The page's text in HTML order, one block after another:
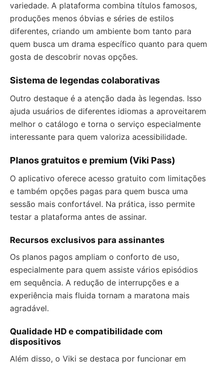
variedade. A plataforma combina títulos famosos,
produções menos óbvias e séries de estilos
diferentes, criando um ambiente bom tanto para
quem busca um drama específico quanto para quem
gosta de descobrir novas opções.
Sistema de legendas colaborativas
Outro destaque é a atenção dada às legendas. Isso
ajuda usuários de diferentes idiomas a aproveitarem
melhor o catálogo e torna o serviço especialmente
interessante para quem valoriza acessibilidade.
Planos gratuitos e premium (Viki Pass)
O aplicativo oferece acesso gratuito com limitações
e também opções pagas para quem busca uma
sessão mais confortável. Na prática, isso permite
testar a plataforma antes de assinar.
Recursos exclusivos para assinantes
Os planos pagos ampliam o conforto de uso,
especialmente para quem assiste vários episódios
em sequência. A redução de interrupções e a
experiência mais fluida tornam a maratona mais
agradável.
Qualidade HD e compatibilidade com
dispositivos
Além disso, o Viki se destaca por funcionar em